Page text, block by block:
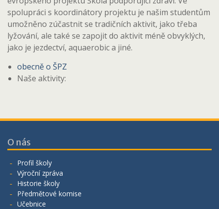
spolupráci s koordinátory projektu je našim studentům
umožněno zúčastnit se tradičních aktivit, jako třeba
lyžování, ale také se zapojit do aktivit méně obvyklých,
jako je jezdectví, aquaerobic a jiné.
obecně o ŠPZ
Naše aktivity:
O nás
Profil školy
Výroční zpráva
Historie školy
Předmětové komise
Učebnice